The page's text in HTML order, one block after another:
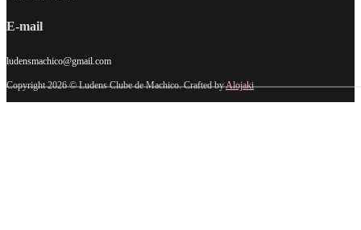
E-mail
ludensmachico@gmail.com
Copyright 2026 © Ludens Clube de Machico. Crafted byAlojaki